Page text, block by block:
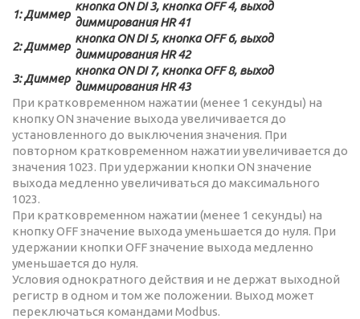
1:Диммер
кнопка ON DI 3, кнопка OFF 4, выход
диммирования HR 41
2:Диммер
кнопка ON DI 5, кнопка OFF 6, выход
диммирования HR 42
3:Диммер
кнопка ON DI 7, кнопка OFF 8, выход
диммирования HR 43
При кратковременном нажатии (менее 1 секунды) на
кнопку ON значение выхода увеличивается до
установленного до выключения значения. При
повторном кратковременном нажатии увеличивается до
значения 1023. При удержании кнопки ON значение
выхода медленно увеличиваться до максимального
1023.
При кратковременном нажатии (менее 1 секунды) на
кнопку OFF значение выхода уменьшается до нуля. При
удержании кнопки OFF значение выхода медленно
уменьшается до нуля.
Условия однократного действия и не держат выходной
регистр в одном и том же положении. Выход может
переключаться командами Modbus.